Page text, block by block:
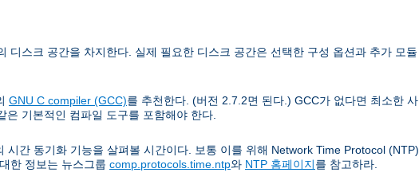
스크 공간을 차지한다. 실제 필요한 디스크 공간은 선택한 구성 옵션과 추가 모듈
GNU C compiler (GCC)를 추천한다. (버전 2.7.2면 된다.) GCC가 없다면 최소한 사
은 기본적인 컴파일 도구를 포함해야 한다.
간 동기화 기능을 살펴볼 시간이다. 보통 이를 위해 Network Time Protocol (NTP)
한 정보는 뉴스그룹 comp.protocols.time.ntp와 NTP 홈페이지를 참고하라.